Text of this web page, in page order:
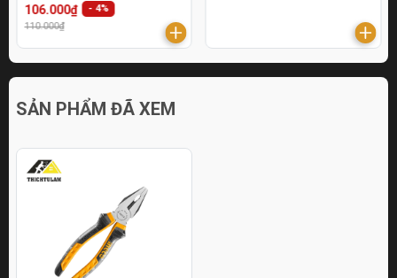
106.000₫
110.000₫
- 4%
SẢN PHẨM ĐÃ XEM